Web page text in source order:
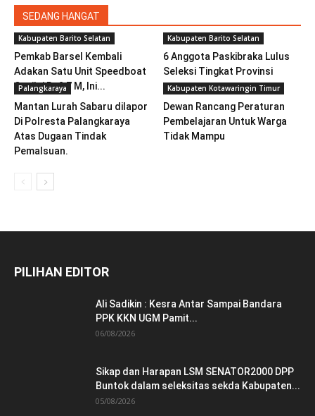
SEDANG HANGAT
Kabupaten Barito Selatan
Pemkab Barsel Kembali
Adakan Satu Unit Speedboat
Senilai Rp2,7 M, Ini...
Kabupaten Barito Selatan
6 Anggota Paskibraka Lulus
Seleksi Tingkat Provinsi
Palangkaraya
Mantan Lurah Sabaru dilapor
Di Polresta Palangkaraya
Atas Dugaan Tindak
Pemalsuan.
Kabupaten Kotawaringin Timur
Dewan Rancang Peraturan
Pembelajaran Untuk Warga
Tidak Mampu
PILIHAN EDITOR
Ali Sadikin : Kesra Antar Sampai Bandara
PPK KKN UGM Pamit...
06/08/2026
Sikap dan Harapan LSM SENATOR2000 DPP
Buntok dalam seleksitas sekda Kabupaten...
05/08/2026